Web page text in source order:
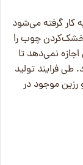
کار گرفته می‌شود
خشک‌کردن چوب را
نمی‌دهد تا
فرایند تولید
رزین موجود در